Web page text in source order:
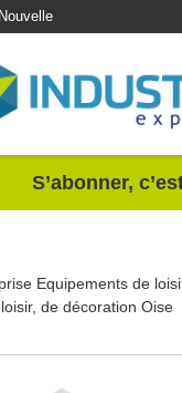
S’abonner,
Equipements de
de décoration Oise